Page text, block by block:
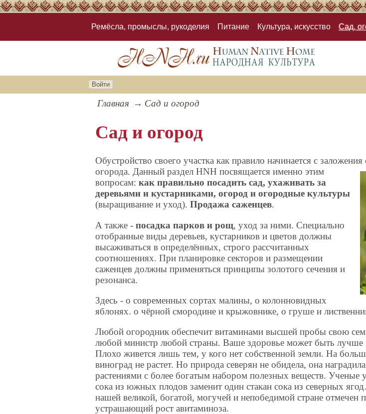
Ремёсла, промыслы, рукоделия Питание Культура, искусство Сад,
Войти
Главная Сад и огород
Сад и огород
Обустройство своего участка как правило начинается с заложения
огорода. Данный раздел HNH посвящается именно этим
вопросам:как правильно посадить сад, ухаживать за
деревьями и кустарниками, огород и огородные культуры
(выращивание и уход).Продажа саженцев.
А также -посадка парков и рощ, уход за ними. Специально
отобранные виды деревьев, кустарников и цветов должны
высаживаться в определённых, строго рассчитанных
соотношениях. При планировке секторов и размещении
саженцев должны применяться принципы золотого сечения и
резонанса.
Здесь - о современных сортах малины, о колонновидных
яблонях. о чёрной смородине и крыжовнике, о груше и
Любой огородник обеспечит витаминами высшей пробы свою
любой министр любой страны. Ваше здоровье может быть лучше
Плохо живется лишь тем, у кого нет собственной земли. На
виноград не растет. Но природа северян не обидела, она
растениями с более богатым набором полезных веществ. Ученые
сока из южных плодов заменит один стакан сока из северных
нашей великой, богатой, могучей и непобедимой стране отмечен
устрашающий рост авитаминоза.